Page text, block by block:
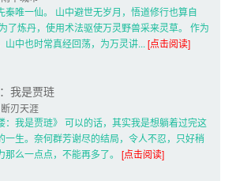
秦唯一仙。 山中避世无岁月，悟道修行也算自
了炼丹，使用术法驱使万灵野兽采来灵草。 作为
山中也时常真经回荡，为万灵讲... [点击阅读]
我是贾琏
断刃天涯
：我是贾琏》 可以的话，其实我是想躺着过完这
一生。奈何群芳谢尽的结局，令人不忍，只好稍
那么一点点，不能再多了。 [点击阅读]